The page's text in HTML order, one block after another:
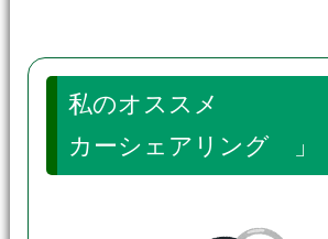
私のオスス
カーシェアリング 」